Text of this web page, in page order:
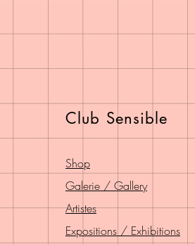
Club Sensible
Shop
Galerie / Gallery
Artistes
Expositions / Exhibitions